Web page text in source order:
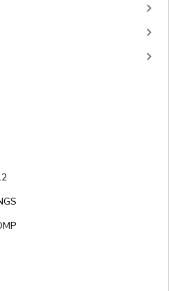
keyboard_arrow_right
keyboard_arrow_right
keyboard_arrow_right